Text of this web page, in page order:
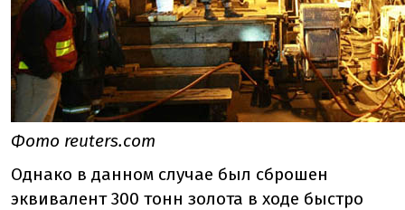
Фото reuters.com
Однако в данном случае был сброшен
эквивалент 300 тонн золота в ходе быстро